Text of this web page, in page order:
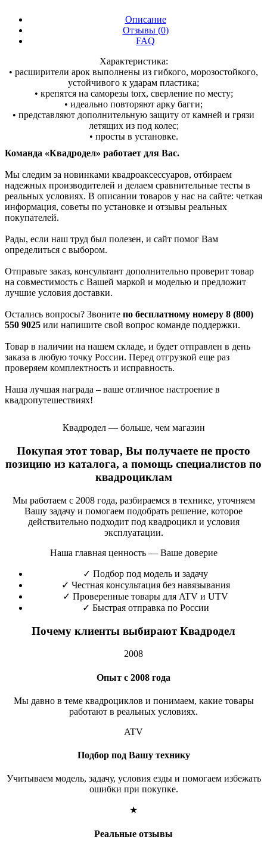
Описание
Отзывы (0)
FAQ
Характеристика:
• расширители арок выполнены из гибкого, морозостойкого,
устойчивого к ударам пластика;
• крепятся на саморезы torx, сверление по месту;
• идеально повторяют арку багги;
• представляют дополнительную защиту от камней и грязи
летящих из под колес;
• просты в установке.
Команда «Квадродел» работает для Вас.
Мы следим за новинками квадроаксессуаров, отбираем
надежных производителей и делаем сравнительные тесты в
реальных условиях. В описании товаров у нас на сайте: четкая
информация, советы по установке и отзывы реальных
покупателей.
Рады, если наш труд был полезен, и сайт помог Вам
определиться с выбором.
Отправьте заказ, консультант дополнительно проверит товар
на совместимость с Вашей маркой и моделью и предложит
лучшие условия доставки.
Остались вопросы? Звоните по бесплатному номеру 8 (800)
550 9025 или напишите свой вопрос команде поддержки.
Товар в наличии на нашем складе, и будет отправлен в день
заказа в любую точку России. Перед отгрузкой еще раз
проверяем комплектность и исправность.
Наша лучшая награда – ваше отличное настроение в
квадропутешествиях!
Квадродел — больше, чем магазин
Покупая этот товар, Вы получаете не просто
позицию из каталога, а помощь специалистов по
квадроциклам
Мы работаем с 2008 года, разбираемся в технике, уточняем
Вашу задачу и помогаем подобрать решение, которое
действительно подходит под квадроцикл и условия
эксплуатации.
Наша главная ценность — Ваше доверие
✓ Подбор под модель и задачу
✓ Честная консультация без навязывания
✓ Проверенные товары для ATV и UTV
✓ Быстрая отправка по России
Почему клиенты выбирают Квадродел
2008
Опыт с 2008 года
Мы давно в теме квадроциклов и понимаем, какие товары
работают в реальных условиях.
ATV
Подбор под Вашу технику
Учитываем модель, задачу, условия езды и помогаем избежать
ошибки при покупке.
★
Реальные отзывы